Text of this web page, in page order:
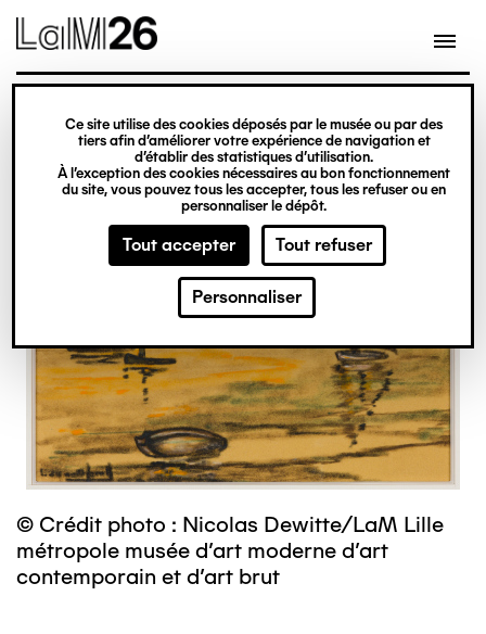
Gestion des cookies
Ce site utilise des cookies déposés par le musée ou par des
tiers afin d’améliorer votre expérience de navigation et
d’établir des statistiques d’utilisation.
À l’exception des cookies nécessaires au bon fonctionnement
du site, vous pouvez tous les accepter, tous les refuser ou en
personnaliser le dépôt.
Tout accepter Tout refuser
Personnaliser
contenu
© Crédit photo : Nicolas Dewitte/LaM Lille
métropole musée d’art moderne d’art
contemporain et d’art brut